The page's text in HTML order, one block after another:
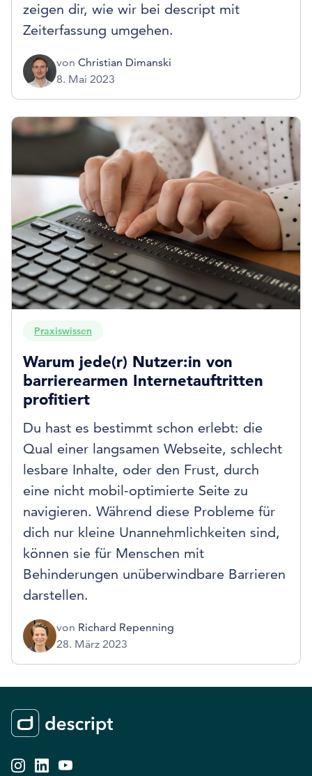
zeigen dir, wie wir bei descript mit
Zeiterfassung umgehen.
von Christian Dimanski
8. Mai 2023
Praxiswissen
Warum jede(r) Nutzer:in von
barrierearmen Internetauftritten
profitiert
Du hast es bestimmt schon erlebt: die
Qual einer langsamen Webseite, schlecht
lesbare Inhalte, oder den Frust, durch
eine nicht mobil-optimierte Seite zu
navigieren. Während diese Probleme für
dich nur kleine Unannehmlichkeiten sind,
können sie für Menschen mit
Behinderungen unüberwindbare Barrieren
darstellen.
von Richard Repenning
28. März 2023